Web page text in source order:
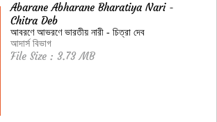
Abarane Abharane Bharatiya Nari -
Chitra Deb
আবরণে আভরণে ভারতীয় নারী - চিত্রা দেব
আদার্স বিভাগ
File Size : 3.73 MB